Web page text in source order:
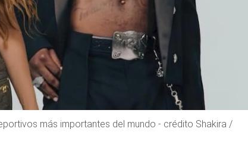
más importantes del mundo - crédito Shakira /